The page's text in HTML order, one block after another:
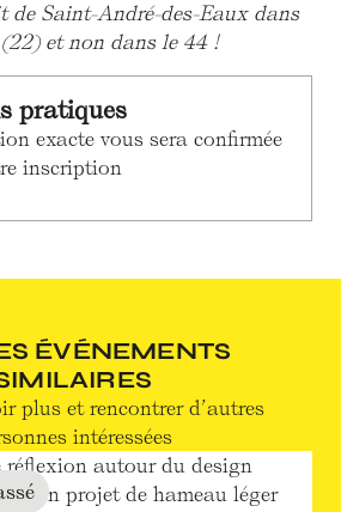
Saint-André-des-Eaux dans
et non dans le 44 !
pratiques
exacte vous sera confirmée
inscription
ÉVÉNEMENTS
plus et rencontrer d’autres
intéressées